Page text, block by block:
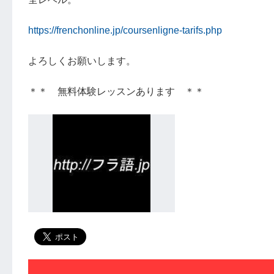
https://frenchonline.jp/coursenligne-tarifs.php
よろしくお願いします。
＊＊ 無料体験レッスンあります ＊＊